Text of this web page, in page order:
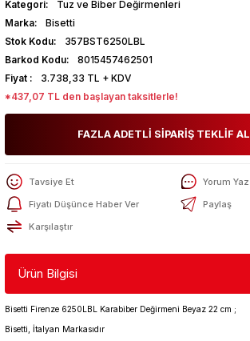
Kategori
Tuz ve Biber Değirmenleri
Marka
Bisetti
Stok Kodu
357BST6250LBL
Barkod Kodu
8015457462501
Fiyat
3.738,33 TL + KDV
*437,07 TL den başlayan taksitlerle!
FAZLA ADETLİ SİPARİŞ TEKLİF AL
Tavsiye Et
Yorum Yaz
Fiyatı Düşünce Haber Ver
Paylaş
Karşılaştır
Ürün Bilgisi
Bisetti Firenze 6250LBL Karabiber Değirmeni Beyaz 22 cm ;
Bisetti, İtalyan Markasıdır